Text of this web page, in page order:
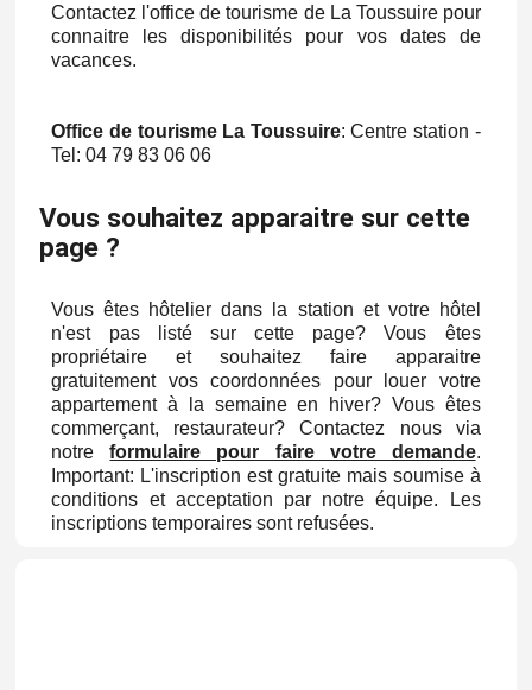
Contactez l'office de tourisme de La Toussuire pour
connaitre les disponibilités pour vos dates de
vacances.
Office de tourisme La Toussuire: Centre station -
Tel: 04 79 83 06 06
Vous souhaitez apparaitre sur cette
page ?
Vous êtes hôtelier dans la station et votre hôtel
n'est pas listé sur cette page? Vous êtes
propriétaire et souhaitez faire apparaitre
gratuitement vos coordonnées pour louer votre
appartement à la semaine en hiver? Vous êtes
commerçant, restaurateur? Contactez nous via
notreformulaire pour faire votre demande.
Important: L'inscription est gratuite mais soumise à
conditions et acceptation par notre équipe. Les
inscriptions temporaires sont refusées.